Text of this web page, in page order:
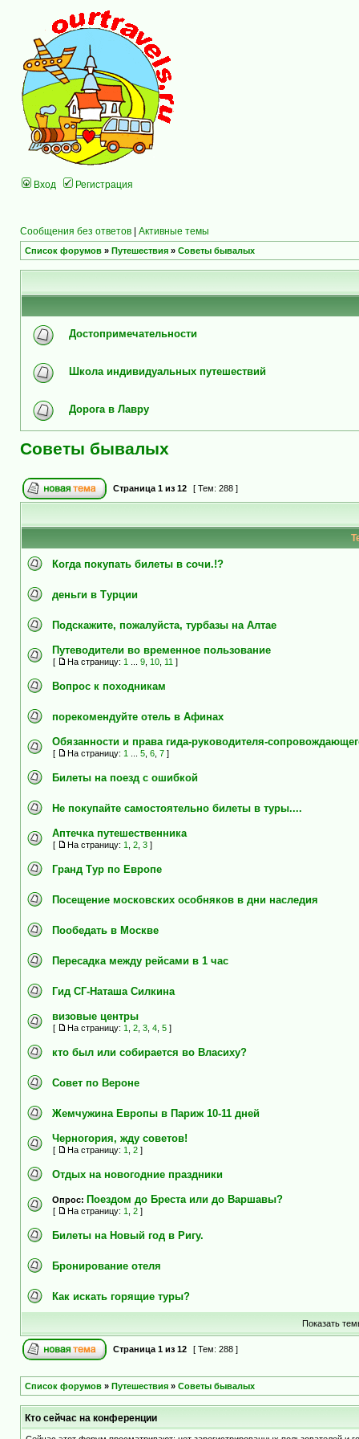
Вход Регистрация
Сообщения без ответов | Активные темы
Список форумов » Путешествия » Советы бывалых
Достопримечательности
Школа индивидуальных путешествий
Дорога в Лавру
Советы бывалых
Страница 1 из 12 [ Тем: 288 ]
Когда покупать билеты в сочи.!?
деньги в Турции
Подскажите, пожалуйста, турбазы на Алтае
Путеводители во временное пользование
[ На страницу: 1 9 10 11 ]
Вопрос к походникам
порекомендуйте отель в Афинах
Обязанности и права гида-руководителя-
[ На страницу: 1 5 6 7 ]
Билеты на поезд с ошибкой
Не покупайте самостоятельно билеты в туры....
Аптечка путешественника
[ На страницу: 1 2 3 ]
Гранд Тур по Европе
Посещение московских особняков в дни наследия
Пообедать в Москве
Пересадка между рейсами в 1 час
Гид СГ-Наташа Силкина
визовые центры
[ На страницу: 1 2 3 4 5 ]
кто был или собирается во Власиху?
Совет по Вероне
Жемчужина Европы в Париж 10-11 дней
Черногория, жду советов!
[ На страницу: 1 2 ]
Отдых на новогодние праздники
Опрос: Поездом до Бреста или до Варшавы?
[ На страницу: 1 2 ]
Билеты на Новый год в Ригу.
Бронирование отеля
Как искать горящие туры?
Показать
Страница 1 из 12 [ Тем: 288 ]
Список форумов » Путешествия » Советы бывалых
Кто сейчас на конференции